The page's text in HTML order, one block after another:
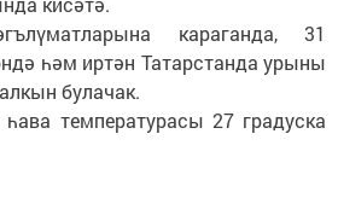
караганда, 31
һәм иртән Татарстанда урыны
булачак.
температурасы 27 градуска